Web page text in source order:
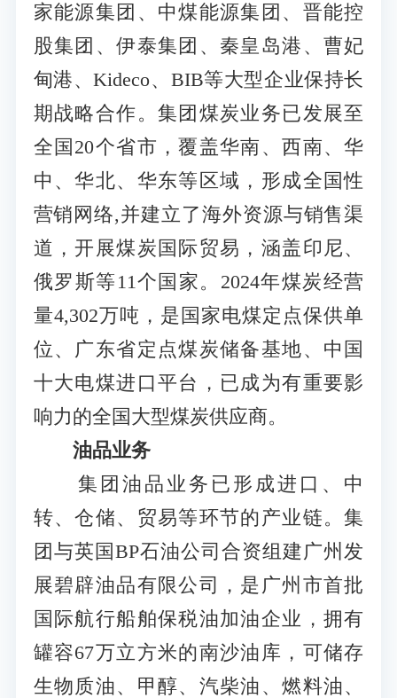
家能源集团、中煤能源集团、晋能控
股集团、伊泰集团、秦皇岛港、曹妃
甸港、Kideco、BIB等大型企业保持长
期战略合作。集团煤炭业务已发展至
全国20个省市，覆盖华南、西南、华
中、华北、华东等区域，形成全国性
营销网络,并建立了海外资源与销售渠
道，开展煤炭国际贸易，涵盖印尼、
俄罗斯等11个国家。2024年煤炭经营
量4,302万吨，是国家电煤定点保供单
位、广东省定点煤炭储备基地、中国
十大电煤进口平台，已成为有重要影
响力的全国大型煤炭供应商。
油品业务
集团油品业务已形成进口、中
转、仓储、贸易等环节的产业链。集
团与英国BP石油公司合资组建广州发
展碧辟油品有限公司，是广州市首批
国际航行船舶保税油加油企业，拥有
罐容67万立方米的南沙油库，可储存
生物质油、甲醇、汽柴油、燃料油、